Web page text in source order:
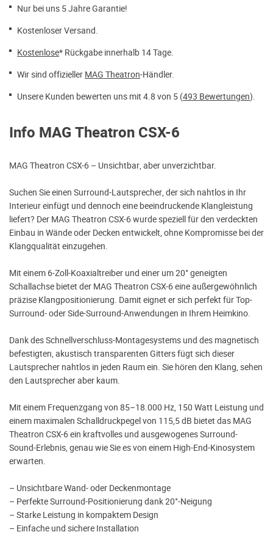
Nur bei uns 5 Jahre Garantie!
Kostenloser Versand.
Kostenlose* Rückgabe innerhalb 14 Tage.
Wir sind offizieller MAG Theatron-Händler.
Unsere Kunden bewerten uns mit 4.8 von 5 (493 Bewertungen).
Info MAG Theatron CSX-6
MAG Theatron CSX-6 – Unsichtbar, aber unverzichtbar.
Suchen Sie einen Surround-Lautsprecher, der sich nahtlos in Ihr
Interieur einfügt und dennoch eine beeindruckende Klangleistung
liefert? Der MAG Theatron CSX-6 wurde speziell für den verdeckten
Einbau in Wände oder Decken entwickelt, ohne Kompromisse bei der
Klangqualität einzugehen.
Mit einem 6-Zoll-Koaxialtreiber und einer um 20° geneigten
Schallachse bietet der MAG Theatron CSX-6 eine außergewöhnlich
präzise Klangpositionierung. Damit eignet er sich perfekt für Top-
Surround- oder Side-Surround-Anwendungen in Ihrem Heimkino.
Dank des Schnellverschluss-Montagesystems und des magnetisch
befestigten, akustisch transparenten Gitters fügt sich dieser
Lautsprecher nahtlos in jeden Raum ein. Sie hören den Klang, sehen
den Lautsprecher aber kaum.
Mit einem Frequenzgang von 85–18.000 Hz, 150 Watt Leistung und
einem maximalen Schalldruckpegel von 115,5 dB bietet das MAG
Theatron CSX-6 ein kraftvolles und ausgewogenes Surround-
Sound-Erlebnis, genau wie Sie es von einem High-End-Kinosystem
erwarten.
– Unsichtbare Wand- oder Deckenmontage
– Perfekte Surround-Positionierung dank 20°-Neigung
– Starke Leistung in kompaktem Design
– Einfache und sichere Installation